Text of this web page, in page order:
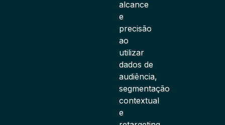
alcance
e
precisão
ao
utilizar
dados de
audiência,
segmentação
contextual
e